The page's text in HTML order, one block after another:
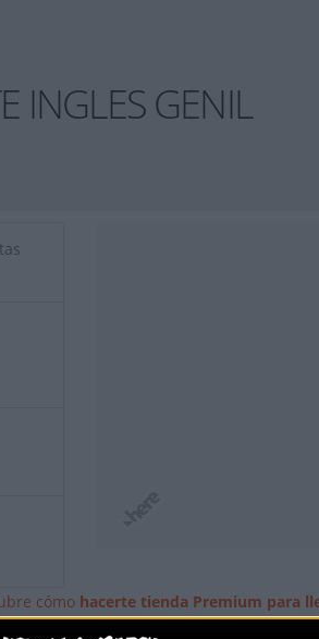
INGLES GENIL
cómo hacerte tienda Premium para